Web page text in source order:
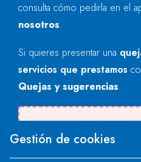
consulta cómo pedirla en el
nosotros.
Si quieres presentar una
servicios que prestamos
Quejas y sugerencias.
"text".
Gestión de cookies